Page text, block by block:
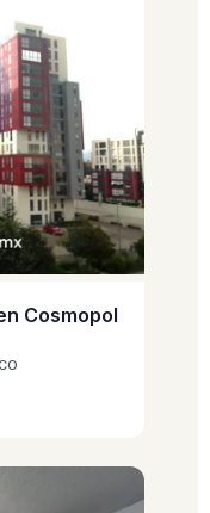
Cosmopol